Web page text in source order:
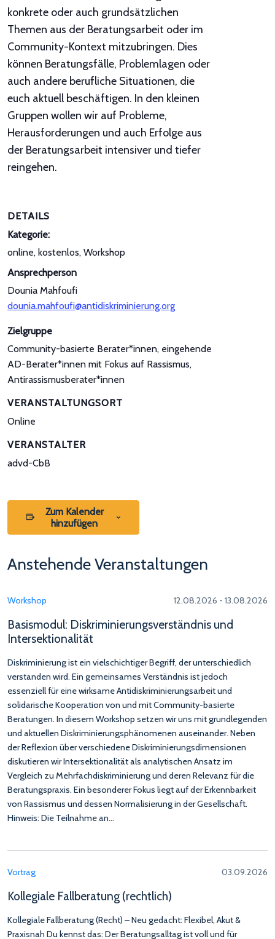
konkrete oder auch grundsätzlichen
Themen aus der Beratungsarbeit oder im
Community-Kontext mitzubringen. Dies
können Beratungsfälle, Problemlagen oder
auch andere berufliche Situationen, die
euch aktuell beschäftigen. In den kleinen
Gruppen wollen wir auf Probleme,
Herausforderungen und auch Erfolge aus
der Beratungsarbeit intensiver und tiefer
reingehen.
DETAILS
Kategorie:
online, kostenlos, Workshop
Ansprechperson
Dounia Mahfoufi
dounia.mahfoufi@antidiskriminierung.org
Zielgruppe
Community-basierte Berater*innen, eingehende
AD-Berater*innen mit Fokus auf Rassismus,
Antirassismusberater*innen
VERANSTALTUNGSORT
Online
VERANSTALTER
advd-CbB
Zum Kalender
hinzufügen
Anstehende Veranstaltungen
Workshop 12.08.2026 - 13.08.2026
Basismodul: Diskriminierungsverständnis und
Intersektionalität
Diskriminierung ist ein vielschichtiger Begriff, der unterschiedlich
verstanden wird. Ein gemeinsames Verständnis ist jedoch
essenziell für eine wirksame Antidiskriminierungsarbeit und
solidarische Kooperation von und mit Community-basierte
Beratungen. In diesem Workshop setzen wir uns mit grundlegenden
und aktuellen Diskriminierungsphänomenen auseinander. Neben
der Reflexion über verschiedene Diskriminierungsdimensionen
diskutieren wir Intersektionalität als analytischen Ansatz im
Vergleich zu Mehrfachdiskriminierung und deren Relevanz für die
Beratungspraxis. Ein besonderer Fokus liegt auf der Erkennbarkeit
von Rassismus und dessen Normalisierung in der Gesellschaft.
Hinweis: Die Teilnahme an…
Vortrag 03.09.2026
Kollegiale Fallberatung (rechtlich)
Kollegiale Fallberatung (Recht) – Neu gedacht: Flexibel, Akut &
Praxisnah Du kennst das: Der Beratungsalltag ist voll und für